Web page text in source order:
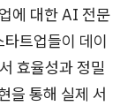
에 대한 AI 전문
트업들이 데이
효율성과 정밀
을 통해 실제 서